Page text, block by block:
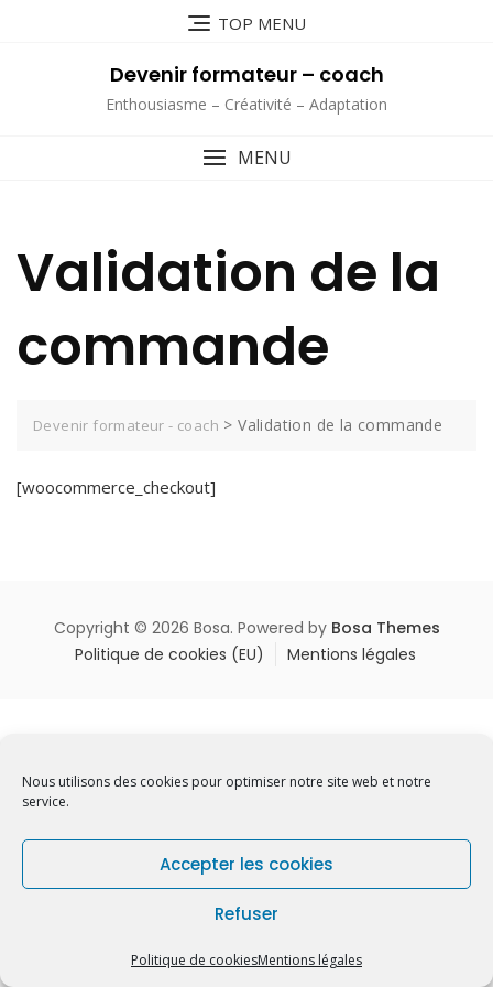
Nous utilisons des cookies pour optimiser notre site web et notre
service.
Accepter les cookies
Refuser
Politique de cookiesMentions légales
TOP MENU
Devenir formateur – coach
Enthousiasme – Créativité – Adaptation
MENU
Validation de la
commande
Devenir formateur - coach >Validation de la commande
[woocommerce_checkout]
Copyright © 2026 Bosa. Powered by Bosa Themes
Politique de cookies (EU)
Mentions légales